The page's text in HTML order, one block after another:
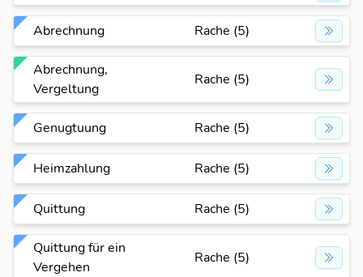
Abrechnung Rache (5)
Abrechnung,
Vergeltung
Rache (5)
Genugtuung Rache (5)
Heimzahlung Rache (5)
Quittung Rache (5)
Quittung für ein
Vergehen
Rache (5)